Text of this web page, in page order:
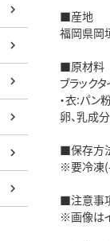
■産地
福岡県岡
■原材料
ブラック
・衣:パン
卵、乳成
■保存方
※要冷凍
■注意事
※画像は